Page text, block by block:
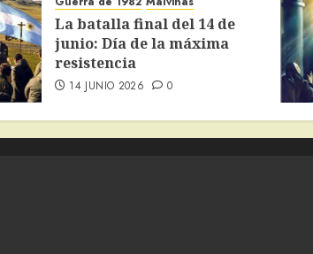
La batalla final del 14 de
junio: Día de la máxima
resistencia
14 JUNIO 2026 0